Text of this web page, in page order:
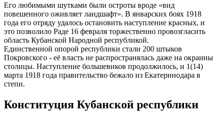
Его любимыми шутками были остроты вроде «вид
повешенного оживляет ландшафт». В январских боях 1918
года его отряду удалось остановить наступление красных, и
это позволило Раде 16 февраля торжественно провозгласить
область Кубанской Народной республикой.
Единственной опорой республики стали 200 штыков
Покровского - её власть не распространялась даже на окраины
столицы. Наступление большевиков продолжилось, и 1(14)
марта 1918 года правительство бежало из Екатеринодара в
степи.
Конституция Кубанской республики